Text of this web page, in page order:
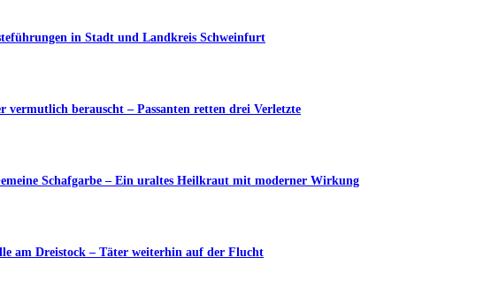
in Stadt und Landkreis Schweinfurt
berauscht – Passanten retten drei Verletzte
Schafgarbe – Ein uraltes Heilkraut mit moderner Wirkung
am Dreistock – Täter weiterhin auf der Flucht